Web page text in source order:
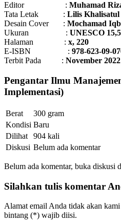
Editor : Muhamad
Tata Letak : Lilis
Desain Cover : Mochamad
Ukuran : UNESCO
Halaman : x, 220
E-ISBN : 978-623-09-
Terbit Pada : November 2022
Pengantar Ilmu
Implementasi)
Berat
300 gram
Kondisi Baru
Dilihat
904 kali
Diskusi Belum ada komentar
Belum ada komentar, buka diskusi
Silahkan tulis komentar
Alamat email Anda tidak akan
bintang (*) wajib diisi.